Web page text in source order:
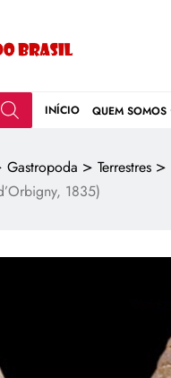
INÍCIO QUEM SOMOS
Gastropoda > Terrestres >
1835)